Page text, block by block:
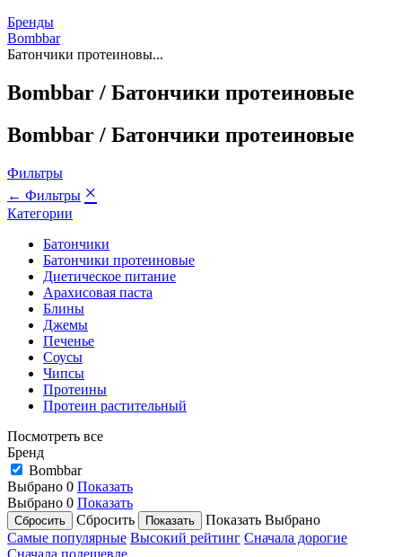
Бренды
Bombbar
Батончики протеиновы...
Bombbar / Батончики протеиновые
Bombbar / Батончики протеиновые
Фильтры
← Фильтры ×
Категории
Батончики
Батончики протеиновые
Диетическое питание
Арахисовая паста
Блины
Джемы
Печенье
Соусы
Чипсы
Протеины
Протеин растительный
Посмотреть все
Бренд
Bombbar
Выбрано 0 Показать
Выбрано 0 Показать
Сбросить
Показать Выбрано
Самые популярные Высокий рейтинг Сначала дорогие
Сначала подешевле